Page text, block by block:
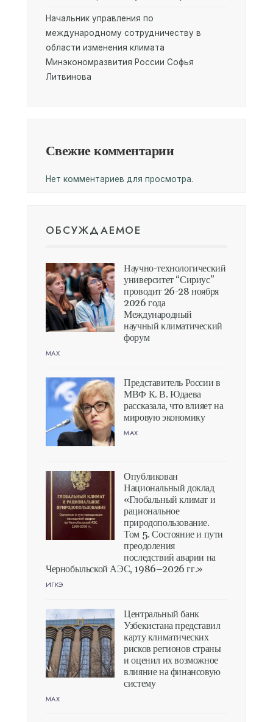
Начальник управления по
международному сотрудничеству в
области изменения климата
Минэкономразвития России Софья
Литвинова
Свежие комментарии
Нет комментариев для просмотра.
ОБСУЖДАЕМОЕ
Научно-технологический
университет “Сириус”
проводит 26-28 ноября
2026 года
Международный
научный климатический
форум
MAX
Представитель России в
МВФ К. В. Юдаева
рассказала, что влияет на
мировую экономику
MAX
Опубликован
Национальный доклад
«Глобальный климат и
рациональное
природопользование.
Том 5. Состояние и пути
преодоления
последствий аварии на
Чернобыльской АЭС, 1986–2026 гг.»
ИГКЭ
Центральный банк
Узбекистана представил
карту климатических
рисков регионов страны
и оценил их возможное
влияние на финансовую
систему
MAX